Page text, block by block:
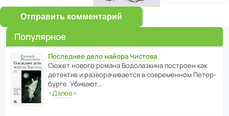
Отправить комментарий
Популярное
Последнее дело майора Чистова
Сюжет нового романа Водо­ла­з­кина пост­роен как
дете­ктив и разво­ра­чи­ва­ется в совре­менном Пете­р­
бурге. Убивают…
‹Далее›